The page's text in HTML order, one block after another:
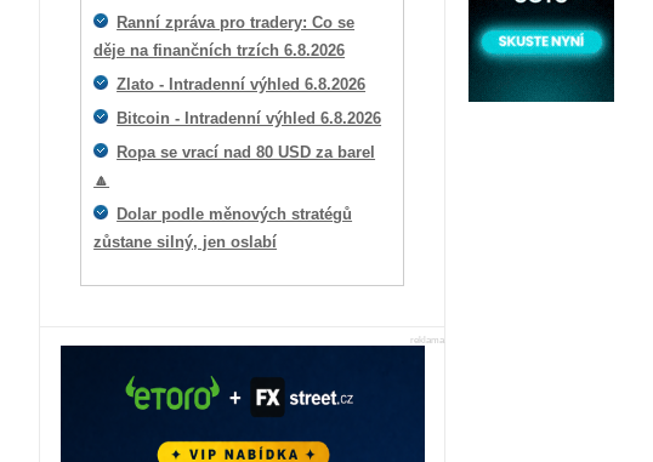
Ranní zpráva pro tradery: Co se
děje na finančních trzích 6.8.2026
Zlato - Intradenní výhled 6.8.2026
Bitcoin - Intradenní výhled 6.8.2026
Ropa se vrací nad 80 USD za barel
🔼
Dolar podle měnových stratégů
zůstane silný, jen oslabí
reklama